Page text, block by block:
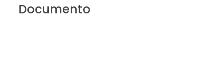
Documento